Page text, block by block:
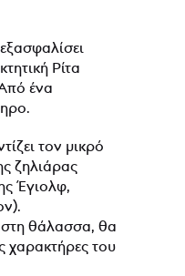
Ρίτα
ένα
τον μικρό
ζηλιάρας
Έγιολφ,
στη θάλασσα, θα
χαρακτήρες του